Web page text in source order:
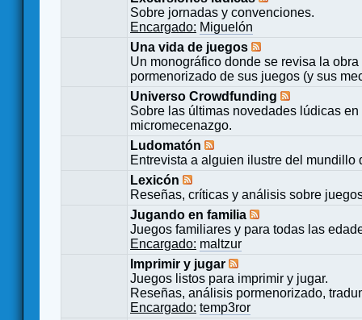
Sobre jornadas y convenciones.
Encargado: Miguelón
Una vida de juegos
Un monográfico donde se revisa la
pormenorizado de sus juegos (y sus
Universo Crowdfunding
Sobre las últimas novedades lúdicas
micromecenazgo.
Ludomatón
Entrevista a alguien ilustre del mundillo
Lexicón
Reseñas, críticas y análisis sobre
Jugando en familia
Juegos familiares y para todas las
Encargado: maltzur
Imprimir y jugar
Juegos listos para imprimir y jugar.
Reseñas, análisis pormenorizado,
Encargado: temp3ror